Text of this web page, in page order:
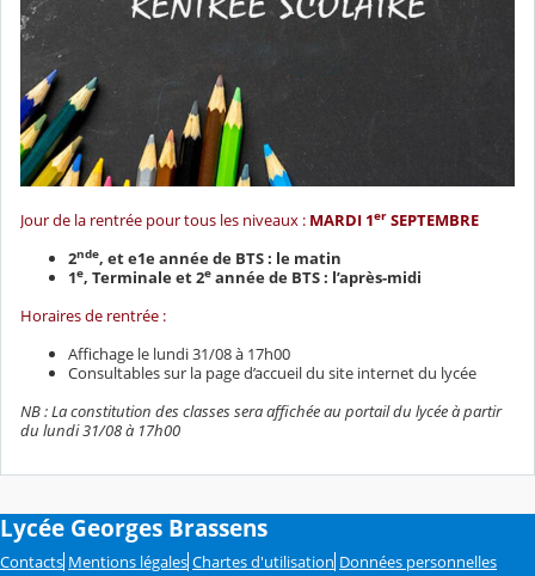
Jour de la rentrée pour tous les niveaux : MARDI 1er SEPTEMBRE
2nde, et e1e année de BTS : le matin
1e, Terminale et 2e année de BTS : l’après-midi
Horaires de rentrée :
Affichage le lundi 31/08 à 17h00
Consultables sur la page d’accueil du site internet du lycée
NB : La constitution des classes sera affichée au portail du lycée à partir
du lundi 31/08 à 17h00
Lycée Georges Brassens
Contacts Mentions légales Chartes d'utilisation Données personnelles